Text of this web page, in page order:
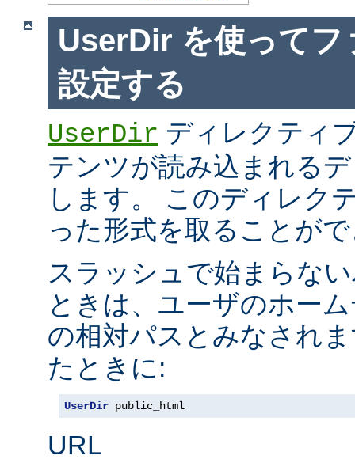
UserDir を使ってフ
設定する
UserDir ディレクティ
テンツが読み込まれる
します。 このディレク
った形式を取ることが
スラッシュで始まらな
ときは、ユーザのホー
の相対パスとみなされ
たときに:
UserDir public_html
URL